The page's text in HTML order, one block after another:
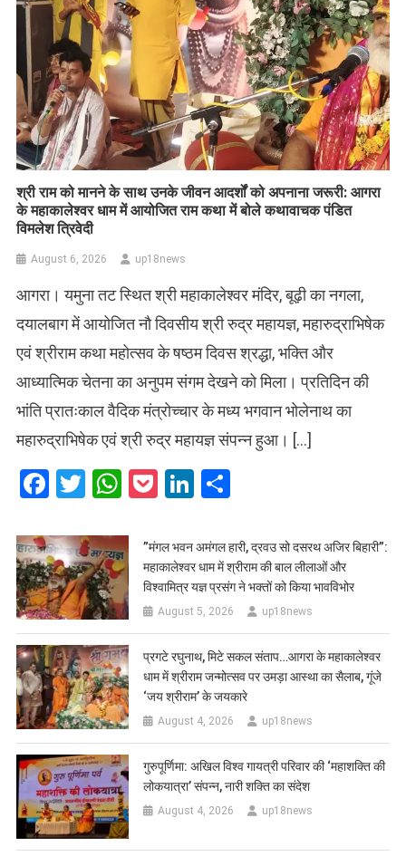
​श्री राम को मानने के साथ उनके जीवन आदर्शों को अपनाना जरूरी: आगरा
के महाकालेश्वर धाम में आयोजित राम कथा में बोले कथावाचक पंडित
विमलेश त्रिवेदी
August 6, 2026 up18news
आगरा। यमुना तट स्थित श्री महाकालेश्वर मंदिर, बूढ़ी का नगला,
दयालबाग में आयोजित नौ दिवसीय श्री रुद्र महायज्ञ, महारुद्राभिषेक
एवं श्रीराम कथा महोत्सव के षष्ठम दिवस श्रद्धा, भक्ति और
आध्यात्मिक चेतना का अनुपम संगम देखने को मिला। प्रतिदिन की
भांति प्रातःकाल वैदिक मंत्रोच्चार के मध्य भगवान भोलेनाथ का
महारुद्राभिषेक एवं श्री रुद्र महायज्ञ संपन्न हुआ। […]
Facebook
Twitter
WhatsApp
PocketLinkedIn
​”मंगल भवन अमंगल हारी, द्रवउ सो दसरथ अजिर बिहारी”:
महाकालेश्वर धाम में श्रीराम की बाल लीलाओं और
विश्वामित्र यज्ञ प्रसंग ने भक्तों को किया भावविभोर
August 5, 2026 up18news
प्रगटे रघुनाथ, मिटे सकल संताप…आगरा के महाकालेश्वर
धाम में श्रीराम जन्मोत्सव पर उमड़ा आस्था का सैलाब, गूंजे
‘जय श्रीराम’ के जयकारे
August 4, 2026 up18news
गुरुपूर्णिमा: अखिल विश्व गायत्री परिवार की ‘महाशक्ति की
लोकयात्रा’ संपन्न, नारी शक्ति का संदेश
August 4, 2026 up18news